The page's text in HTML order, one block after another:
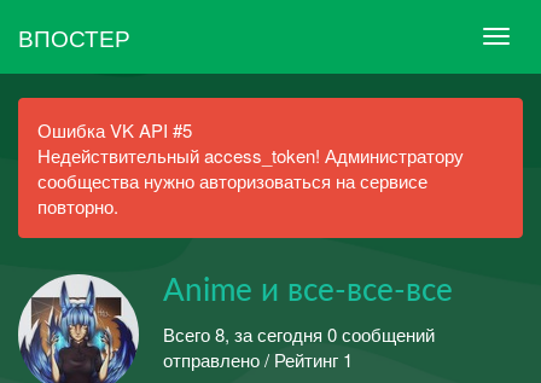
ВПОСТЕР
Ошибка VK API #5
Недействительный access_token! Администратору
сообщества нужно авторизоваться на сервисе
повторно.
Anime и все-все-все
Всего 8, за сегодня 0 сообщений
отправлено / Рейтинг 1